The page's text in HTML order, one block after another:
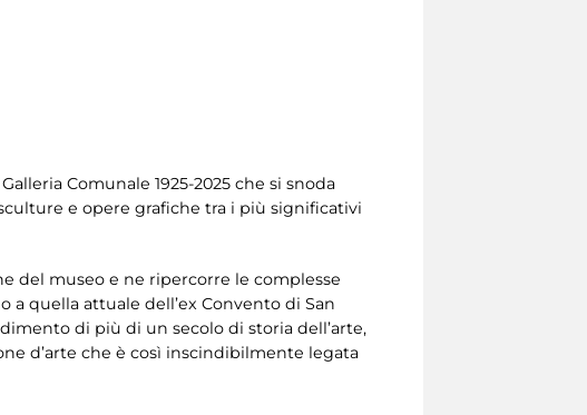
Comunale 1925-2025 che si snoda
e opere grafiche tra i più significativi
del museo e ne ripercorre le complesse
quella attuale dell’ex Convento di San
di più di un secolo di storia dell’arte,
d’arte che è così inscindibilmente legata